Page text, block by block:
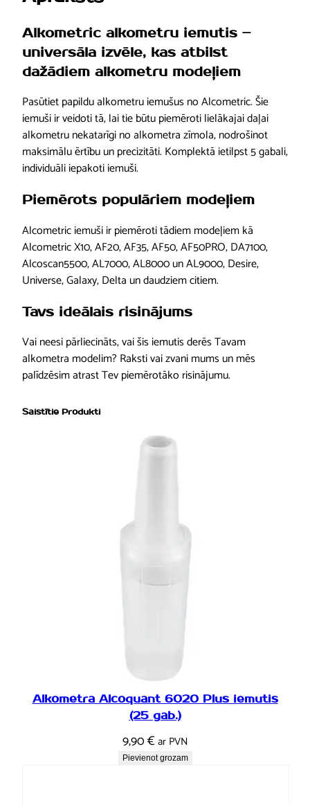
u
t
i
(
5
g
a
b
)
u
n
i
v
s
ā
l
s
a
Alkometric alkometru iemutis –
universāla izvēle, kas atbilst
dažādiem alkometru modeļiem
Pasūtiet papildu alkometru iemušus no Alcometric. Šie
iemuši ir veidoti tā, lai tie būtu piemēroti lielākajai daļai
alkometru nekatarīgi no alkometra zīmola, nodrošinot
maksimālu ērtību un precizitāti. Komplektā ietilpst 5 gabali,
individuāli iepakoti iemuši.
Piemērots populāriem modeļiem
Alcometric iemuši ir piemēroti tādiem modeļiem kā
Alcometric X10, AF20, AF35, AF50, AF50PRO, DA7100,
Alcoscan5500, AL7000, AL8000 un AL9000, Desire,
Universe, Galaxy, Delta un daudziem citiem.
Tavs ideālais risinājums
Vai neesi pārliecināts, vai šis iemutis derēs Tavam
alkometra modelim? Raksti vai zvani mums un mēs
palīdzēsim atrast Tev piemērotāko risinājumu.
Saistītie Produkti
Alkometra Alcoquant 6020 Plus iemutis
(25 gab.)
9,90€ar PVN
Pievienot grozam